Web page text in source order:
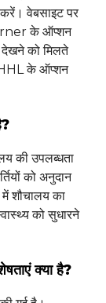
वेबसाइट पर
के ऑप्शन
को मिलते
के ऑप्शन
की उपलब्धता
को अनुदान
शौचालय का
को सुधारने
क्या है?